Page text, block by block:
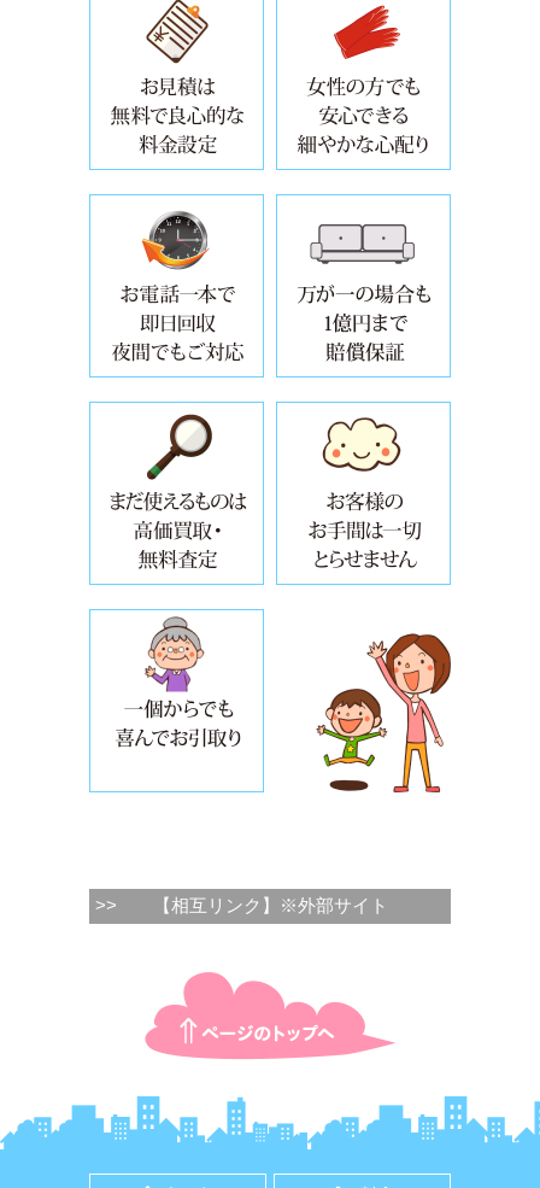
>> 【相互リンク】※外部サイト